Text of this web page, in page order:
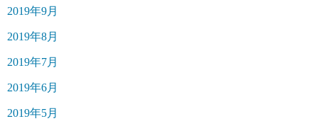
2019年9月
2019年8月
2019年7月
2019年6月
2019年5月